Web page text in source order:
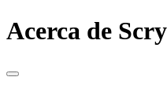
Acerca de Scry